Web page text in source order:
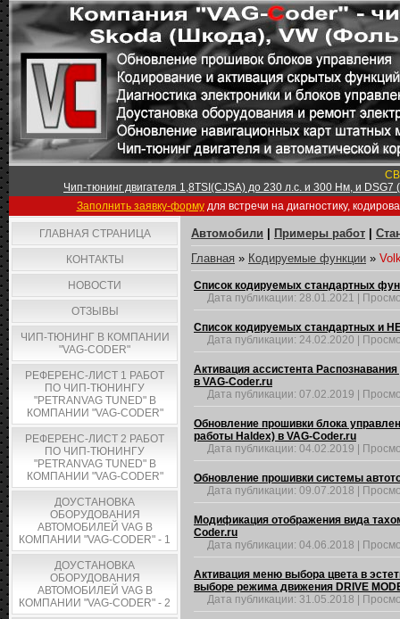
Чип-тюнинг двигателя 1,8TSI(CJSA) до 230 л.с. и 300 Нм, и
Заполнить заявку-формудля встречи на диагностику,
ГЛАВНАЯ СТРАНИЦА
КОНТАКТЫ
НОВОСТИ
ОТЗЫВЫ
ЧИП-ТЮНИНГ В КОМПАНИИ
"VAG-CODER"
РЕФЕРЕНС-ЛИСТ 1 РАБОТ
ПО ЧИП-ТЮНИНГУ
"PETRANVAG TUNED" В
КОМПАНИИ "VAG-CODER"
РЕФЕРЕНС-ЛИСТ 2 РАБОТ
ПО ЧИП-ТЮНИНГУ
"PETRANVAG TUNED" В
КОМПАНИИ "VAG-CODER"
ДОУСТАНОВКА
ОБОРУДОВАНИЯ
АВТОМОБИЛЕЙ VAG В
КОМПАНИИ "VAG-CODER" - 1
ДОУСТАНОВКА
ОБОРУДОВАНИЯ
АВТОМОБИЛЕЙ VAG В
КОМПАНИИ "VAG-CODER" - 2
Автомобили Примеры работ
Главная » Кодируемые функции »
Список кодируемых стандартных
Дата публикации: 28.01.2021
Список кодируемых стандартных и
Дата публикации: 24.02.2020
Активация ассистента
в VAG-Coder.ru
Дата публикации: 07.02.2019
Обновление прошивки блока
работы Haldex) в VAG-Coder.ru
Дата публикации: 04.02.2019
Обновление прошивки системы
Дата публикации: 09.07.2018
Модификация отображения вида
Coder.ru
Дата публикации: 04.06.2018
Активация меню выбора цвета в
выборе режима движения DRIVE
Дата публикации: 31.05.2018